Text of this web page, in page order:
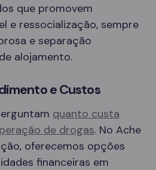
que promovem
e ressocialização, sempre
e separação
alojamento.
e Custos
quanto custa
de drogas. No Ache
oferecemos opções
financeiras em